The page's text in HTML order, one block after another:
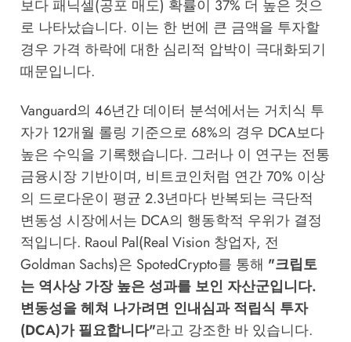
보다 패닉셀(공포 매도) 확률이 37% 더 높은 것으
로 나타났습니다. 이는 한 번에 큰 금액을 투자할
경우 가격 하락에 대한 심리적 압박이 극대화되기
때문입니다.
Vanguard의 46년간 데이터 분석에서는 거치식 투
자가 12개월 롤링 기준으로 68%의 경우 DCA보다
높은 수익을 기록했습니다. 그러나 이 연구는 전통
금융시장 기반이며, 비트코인처럼 연간 70% 이상
의 드로다운이 평균 2.3년마다 반복되는 극단적
변동성 시장에서는 DCA의 행동학적 우위가 결정
적입니다. Raoul Pal(Real Vision 창업자, 전
Goldman Sachs)은 SpotedCrypto를 통해 "크립토
는 역사상 가장 높은 성과를 보인 자산군입니다.
변동성을 헤쳐 나가려면 인내심과 적립식 투자
(DCA)가 필요합니다"라고 강조한 바 있습니다.